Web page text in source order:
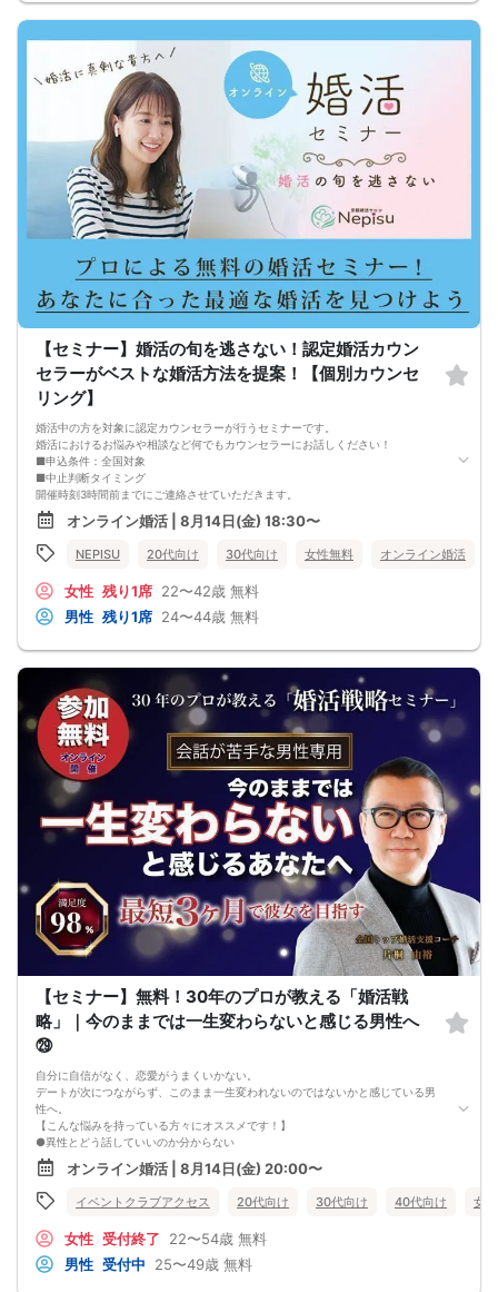
●異性とのコミュニケーションのポイントが理解できる
●好きになった女性との関係を続けられるようになる
まずは、異性が求めていることを理解し、
それを提供できる自分自身に変化していくことにより、
はじめて自分が好きな異性が自分を好きになってくれるようになり、
恋愛婚活が上手くいくようになります。
改善
異性が求めていることを理解し、
それを自然に伝えられる自分に変わることで、
好きな女性から選ばれるようになります。
婚活戦略セミナーでは、恋愛や婚活で悩む男性が
短期間で変化と成果を実感できる方法をお伝えします。
・セミナー中はカメラをオン（お顔を出して）での受講をお願いします。
（屋外、車内からのご参加や、途中入室、退出はご遠慮下さい。）
【キャンセル規定】
セミナー準備の都合上、当日無断キャンセルの場合は、3,000円のキャンセル料を
お支払いいただきます。
【セミナー】婚活の旬を逃さない！認定婚活カウン
セラーがベストな婚活方法を提案！【個別カウンセ
リング】
婚活中の方を対象に認定カウンセラーが行うセミナーです。
婚活におけるお悩みや相談など何でもカウンセラーにお話しください！
■申込条件：全国対象
■中止判断タイミング
開催時刻3時間前までにご連絡させていただきます。
■注意事項
・キャンセルされる場合は、オミカレのメッセージ機能から必ずご連絡下さい。
・セミナー当日、セミナーの進行をスムーズに行う為、スタッフの指示に従って
ください。
・悪質な場合は今後一切弊社のイベントに参加できなくなる可能性があります。
・弊社ではセミナー中やセミナー終了後発生したトラブルには一切関与いたしま
せん。
・外国人の方の参加はご遠慮ください。日本語での円滑なコミュニケーションが
可能な方に限ります。(For Japanese people only)
オンライン婚活 | 8月14日(金) 18:30〜
NEPISU 20代向け 30代向け 女性無料 オンライン婚活
女性 残り1席 22〜42歳 無料
男性 残り1席 24〜44歳 無料
【セミナー】無料！30年のプロが教える「婚活戦
略」｜今のままでは一生変わらないと感じる男性へ
㉙
自分に自信がなく、恋愛がうまくいかない。
デートが次につながらず、このまま一生変われないのではないかと感じている男
性へ。
【こんな悩みを持っている方々にオススメです！】
●異性とどう話していいのか分からない
●婚活パーティー、合コンで上手くいかない
●デートやお見合いが２回目につながらない
●今のままでは一生変わらない気がする
●異性から断られると、自分の人格を否定されている気分になる
最短3ヶ月で彼女ができる可能性を高め、1年以内の結婚を目指すための
恋愛・婚活の具体的な方法をお伝えします。
【婚活戦略セミナーで得られるメリットは！】
オンライン婚活 | 8月14日(金) 20:00〜
イベントクラブアクセス 20代向け 30代向け 40代向け 女
女性 受付終了 22〜54歳 無料
男性 受付中 25〜49歳 無料